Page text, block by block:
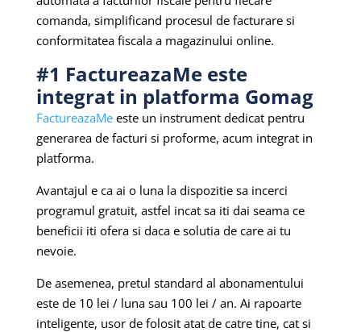
comanda, simplificand procesul de facturare si
conformitatea fiscala a magazinului online.
#1 FactureazaMe este
integrat in platforma Gomag
FactureazaMeeste un instrument dedicat pentru
generarea de facturi si proforme, acum integrat in
platforma.
Avantajul e ca ai o luna la dispozitie sa incerci
programul gratuit, astfel incat sa iti dai seama ce
beneficii iti ofera si daca e solutia de care ai tu
nevoie.
De asemenea, pretul standard al abonamentului
este de 10 lei / luna sau 100 lei / an. Ai rapoarte
inteligente, usor de folosit atat de catre tine, cat si